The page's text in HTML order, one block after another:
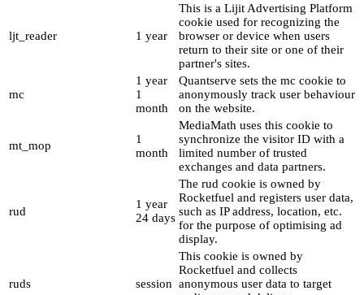
ljt_reader 1 year
This is a Lijit Advertising Platform
cookie used for recognizing the
browser or device when users
return to their site or one of their
partner's sites.
mc
1 year
1
month
Quantserve sets the mc cookie to
anonymously track user behaviour
on the website.
mt_mop
1
month
MediaMath uses this cookie to
synchronize the visitor ID with a
limited number of trusted
exchanges and data partners.
rud
1 year
24 days
The rud cookie is owned by
Rocketfuel and registers user data,
such as IP address, location, etc.
for the purpose of optimising ad
display.
ruds session
This cookie is owned by
Rocketfuel and collects
anonymous user data to target